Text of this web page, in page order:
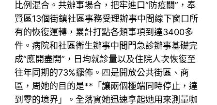
比例混合。共辦事場合，把牢進口“防疫關”，奉
賢區13個街鎮社區事務受理辦事中間線下窗口所
有的恢復運轉，累計打點各類事項到達3400多
件。病院和社區衛生辦事中間門急診辦事基礎完
成“應開盡開”，日均就診量以及住院人次恢復至
往年同期的73%擺佈。四是開放公共街區、商
區，周她的目的是**「讓兩個極端同時停止，達
到零的境界」。全落實她迅速拿起她用來測量咖